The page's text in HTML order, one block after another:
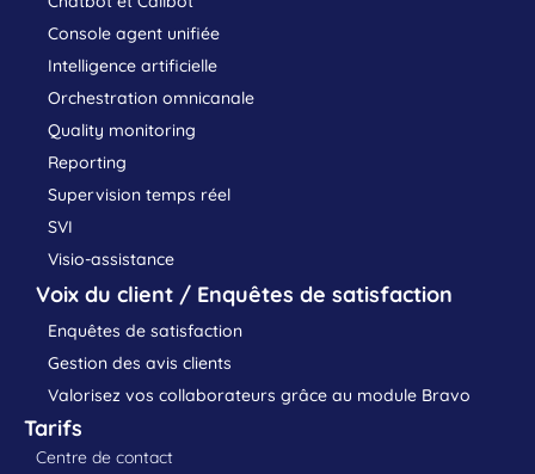
Console agent unifiée
Intelligence artificielle
Orchestration omnicanale
Quality monitoring
Reporting
Supervision temps réel
SVI
Visio-assistance
Voix du client / Enquêtes de satisfaction
Enquêtes de satisfaction
Gestion des avis clients
Valorisez vos collaborateurs grâce au module Bravo
Tarifs
Centre de contact